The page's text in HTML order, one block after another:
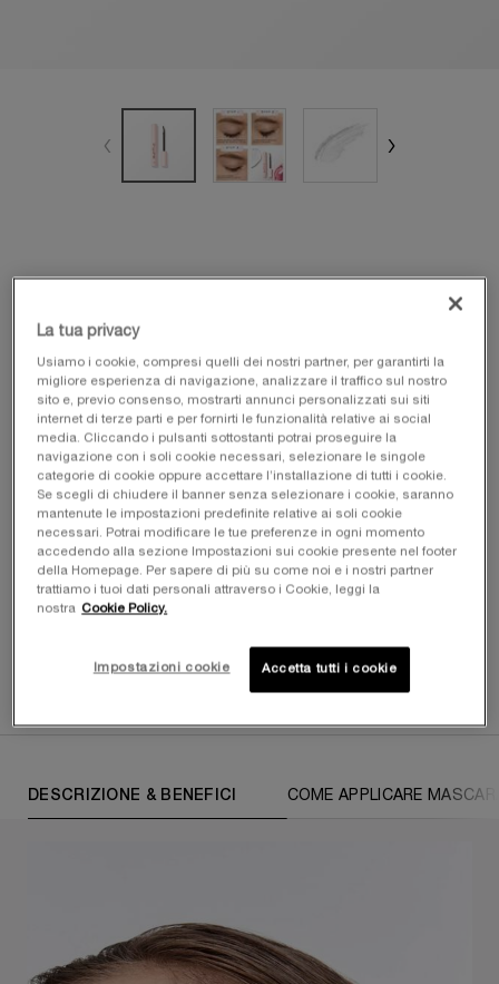
Mascara Melter
All Bianco
Selected
Mascara Melter, 1 of 1
LA TUA BELLEZZA, OVUNQUE TU VADA​ ️️️
I TUOI ESSENZIALI ON-THE-GO PER UN'ESTATE
ACQUISTA ORA
DESCRIZIONE & BENEFICI COME APPLICARE
La tua privacy
Usiamo i cookie, compresi quelli dei nostri partner, per garantirti la
migliore esperienza di navigazione, analizzare il traffico sul nostro
sito e, previo consenso, mostrarti annunci personalizzati sui siti
internet di terze parti e per fornirti le funzionalità relative ai social
media. Cliccando i pulsanti sottostanti potrai proseguire la
navigazione con i soli cookie necessari, selezionare le singole
categorie di cookie oppure accettare l’installazione di tutti i cookie.
Se scegli di chiudere il banner senza selezionare i cookie, saranno
mantenute le impostazioni predefinite relative ai soli cookie
necessari. Potrai modificare le tue preferenze in ogni momento
accedendo alla sezione Impostazioni sui cookie presente nel footer
della Homepage. Per sapere di più su come noi e i nostri partner
trattiamo i tuoi dati personali attraverso i Cookie, leggi la
nostra Cookie Policy.
Impostazioni cookie Accetta tutti i cookie